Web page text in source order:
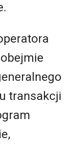
transakcji